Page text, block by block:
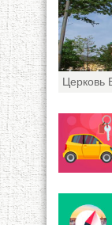
Церковь